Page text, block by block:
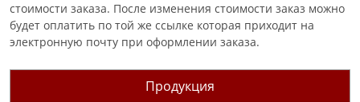
стоимости заказа. После изменения стоимости заказ можно
будет оплатить по той же ссылке которая приходит на
электронную почту при оформлении заказа.
Продукция